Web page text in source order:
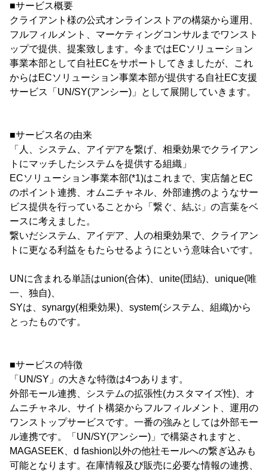
■サービス概要
クライアント様の公式オンラインストアの構築から運用、
フルフィルメント、マーケティングコンサルまでワンスト
ップで提供、提案致します。今まではECソリューション
事業本部として自社ECをサポートしてきましたが、これ
からはECソリューション事業本部が提供する自社EC支援
サービス「UN/SY(アンシー)」として展開していきます。
■サービス名の由来
「人、システム、アイデアを繋げ、相乗効果でクライアン
トにマッチしたシステムを提供する組織」
ECソリューション事業本部(*1)はこれまで、実店舗とEC
のポイント連携、オムニチャネル、外部連携のようなサー
ビス提供を行っていることから「繋ぐ、結ぶ」の言葉をベ
ースに考えました。
繋いだシステム、アイデア、人の相乗効果で、クライアン
トに更なる利益をもたらせるようにという意味合いです。
UNに含まれる単語はunion(合体)、unite(団結)、unique(唯
一、独自)、
SYは、synargy(相乗効果)、system(システム、組織)から
とったものです。
■サービスの特徴
「UN/SY」の大きな特徴は4つあります。
外部モール連携、システムの拡張性(カスタマイズ性)、オ
ムニチャネル、サイト構築からフルフィルメント、運用の
ワンストップサービスです。一番の強みとしては外部モー
ル連携です。「UN/SY(アンシー)」で構築されますと、
MAGASEEK、d fashion以外の他社モールへの繋ぎ込みも
可能となります。在庫情報及び販売に必要な情報の連携、